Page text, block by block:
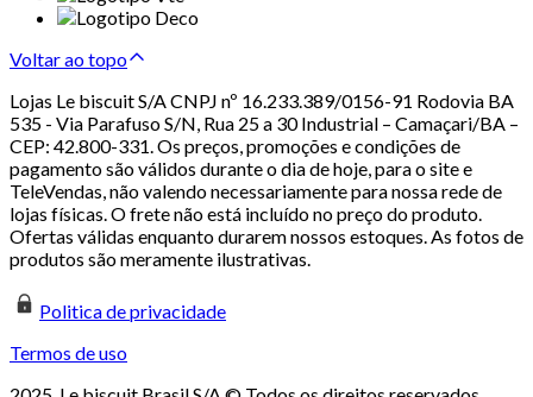
Voltar ao topo
Lojas Le biscuit S/A CNPJ nº 16.233.389/0156-91 Rodovia BA
535 - Via Parafuso S/N, Rua 25 a 30 Industrial – Camaçari/BA –
CEP: 42.800-331. Os preços, promoções e condições de
pagamento são válidos durante o dia de hoje, para o site e
TeleVendas, não valendo necessariamente para nossa rede de
lojas físicas. O frete não está incluído no preço do produto.
Ofertas válidas enquanto durarem nossos estoques. As fotos de
produtos são meramente ilustrativas.
Politica de privacidade
Termos de uso